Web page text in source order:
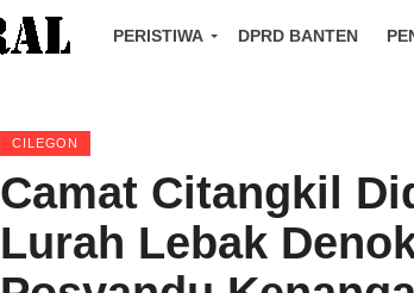
PERISTIWA DPRD BANTEN
CILEGON
Camat Citangkil
Lurah Lebak